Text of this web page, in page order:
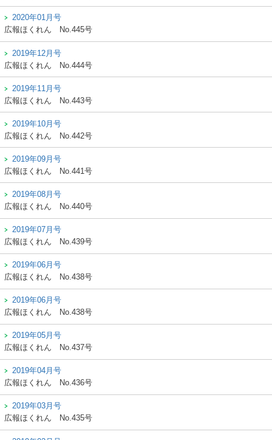
2020年01月号
広報ほくれん
No.445号
2019年12月号
広報ほくれん
No.444号
2019年11月号
広報ほくれん
No.443号
2019年10月号
広報ほくれん
No.442号
2019年09月号
広報ほくれん
No.441号
2019年08月号
広報ほくれん
No.440号
2019年07月号
広報ほくれん
No.439号
2019年06月号
広報ほくれん
No.438号
2019年06月号
広報ほくれん
No.438号
2019年05月号
広報ほくれん
No.437号
2019年04月号
広報ほくれん
No.436号
2019年03月号
広報ほくれん
No.435号